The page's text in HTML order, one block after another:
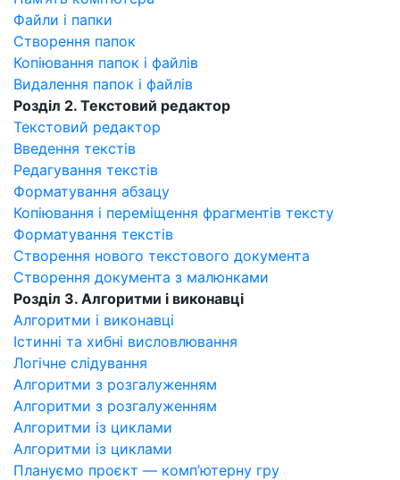
Файли і папки
Створення папок
Копіювання папок і файлів
Видалення папок і файлів
Розділ 2. Текстовий редактор
Текстовий редактор
Введення текстів
Редагування текстів
Форматування абзацу
Копіювання і переміщення фрагментів тексту
Форматування текстів
Створення нового текстового документа
Створення документа з малюнками
Розділ 3. Алгоритми і виконавці
Алгоритми і виконавці
Істинні та хибні висловлювання
Логічне слідування
Алгоритми з розгалуженням
Алгоритми з розгалуженням
Алгоритми із циклами
Алгоритми із циклами
Плануємо проєкт — комп’ютерну гру